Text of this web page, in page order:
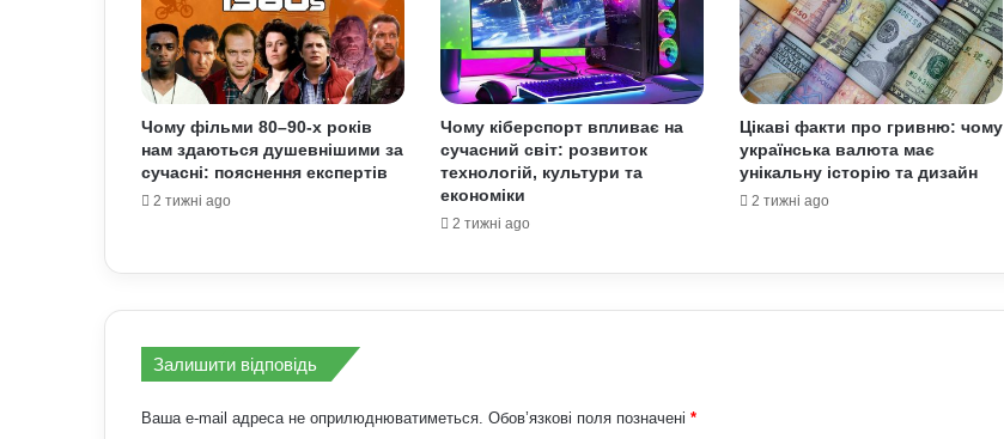
Які криптовалюти стали поганим
прикладом: історії провалів та втрат
інвесторів
Як змусити себе менше
використовувати соцмережі: поради
психологів
технічні лайфхаки
Чому фільми 80–90-х років
нам здаються душевнішими за
сучасні: пояснення експертів
2 тижні ago
Чому кіберспорт впливає на
сучасний світ: розвиток
технологій, культури та
економіки
2 тижні ago
Цікаві факти про гривню: чому
українська валюта має
унікальну історію та дизайн
2 тижні ago
Залишити відповідь
Ваша e-mail адреса не оприлюднюватиметься. Обов’язкові поля позначені *